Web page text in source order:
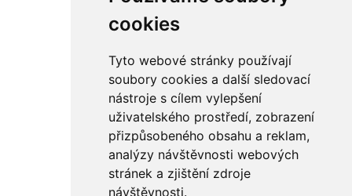
cookies
Tyto webové stránky používají
soubory cookies a další sledovací
nástroje s cílem vylepšení
uživatelského prostředí, zobrazení
přizpůsobeného obsahu a reklam,
analýzy návštěvnosti webových
stránek a zjištění zdroje
návštěvnosti.